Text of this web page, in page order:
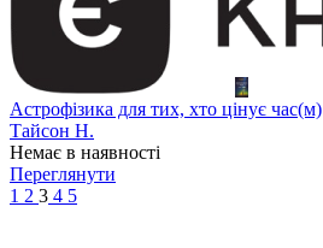
Астрофізика для тих, хто цінує час(м)
Тайсон Н.
Немає в наявності
Переглянути
1 2 3 4 5